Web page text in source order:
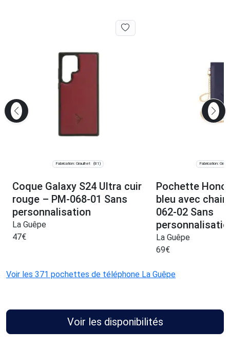
Fabrication: Graulhet (81)
Coque Galaxy S24 Ultra cuir
rouge – PM-068-01 Sans
personnalisation
La Guêpe
47€
Fabrication:
Pochette
bleu avec
062-02 Sans
La Guêpe
69€
Voir les 371 pochettes de téléphone La Guêpe
Voir les disponibilités